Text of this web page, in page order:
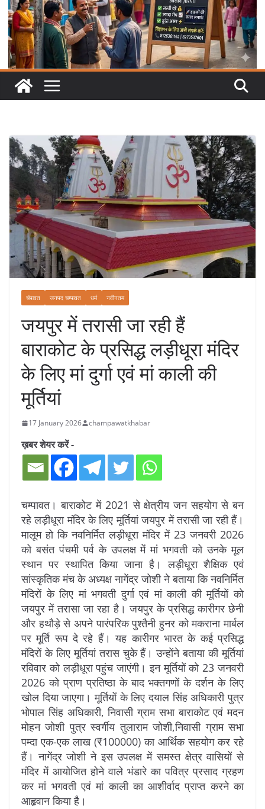
चंपावत जनपद चम्पावत धर्म नवीनतम
जयपुर में तरासी जा रही हैं
बाराकोट के प्रसिद्ध लड़ीधूरा मंदिर
के लिए मां दुर्गा एवं मां काली की
मूर्तियां
17 January 2026 champawatkhabar
ख़बर शेयर करें -
चम्पावत। बाराकोट में 2021 से क्षेत्रीय जन सहयोग से बन
रहे लड़ीधूरा मंदिर के लिए मूर्तियां जयपुर में तरासी जा रही हैं।
मालूम हो कि नवनिर्मित लड़ीधूरा मंदिर में 23 जनवरी 2026
को बसंत पंचमी पर्व के उपलक्ष में मां भगवती को उनके मूल
स्थान पर स्थापित किया जाना है। लड़ीधूरा शैक्षिक एवं
सांस्कृतिक मंच के अध्यक्ष नागेंद्र जोशी ने बताया कि नवनिर्मित
मंदिरों के लिए मां भगवती दुर्गा एवं मां काली की मूर्तियों को
जयपुर में तरासा जा रहा है। जयपुर के प्रसिद्ध कारीगर छेनी
और हथौड़े से अपने पारंपरिक पुश्तैनी हुनर को मकराना मार्बल
पर मूर्ति रूप दे रहे हैं। यह कारीगर भारत के कई प्रसिद्ध
मंदिरों के लिए मूर्तियां तरास चुके हैं। उन्होंने बताया की मूर्तियां
रविवार को लड़ीधूरा पहुंच जाएंगी। इन मूर्तियों को 23 जनवरी
2026 को प्राण प्रतिष्ठा के बाद भक्तगणों के दर्शन के लिए
खोल दिया जाएगा। मूर्तियों के लिए दयाल सिंह अधिकारी पुत्र
भोपाल सिंह अधिकारी, निवासी ग्राम सभा बाराकोट एवं मदन
मोहन जोशी पुत्र स्वर्गीय तुलाराम जोशी,निवासी ग्राम सभा
पम्दा एक-एक लाख (₹100000) का आर्थिक सहयोग कर रहे
हैं। नागेंद्र जोशी ने इस उपलक्ष में समस्त क्षेत्र वासियों से
मंदिर में आयोजित होने वाले भंडारे का पवित्र प्रसाद ग्रहण
कर मां भगवती एवं मां काली का आशीर्वाद प्राप्त करने का
आहृवान किया है।